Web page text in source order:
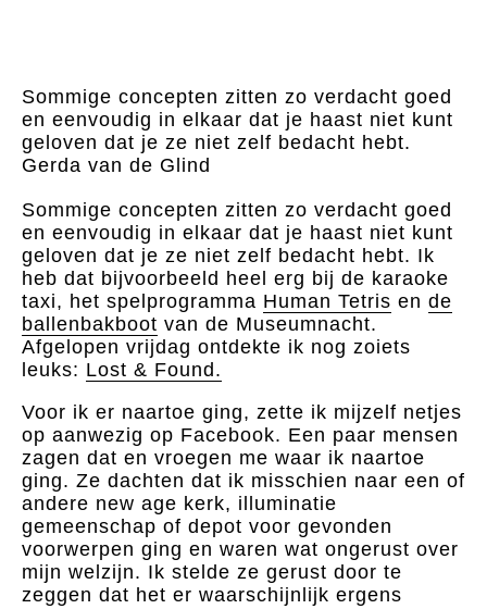
Sommige concepten zitten zo verdacht goed
en eenvoudig in elkaar dat je haast niet kunt
geloven dat je ze niet zelf bedacht hebt.
Gerda van de Glind
Sommige concepten zitten zo verdacht goed
en eenvoudig in elkaar dat je haast niet kunt
geloven dat je ze niet zelf bedacht hebt. Ik
heb dat bijvoorbeeld heel erg bij de karaoke
taxi, het spelprogramma Human Tetris en de
ballenbakboot van de Museumnacht.
Afgelopen vrijdag ontdekte ik nog zoiets
leuks: Lost & Found.
Voor ik er naartoe ging, zette ik mijzelf netjes
op aanwezig op Facebook. Een paar mensen
zagen dat en vroegen me waar ik naartoe
ging. Ze dachten dat ik misschien naar een of
andere new age kerk, illuminatie
gemeenschap of depot voor gevonden
voorwerpen ging en waren wat ongerust over
mijn welzijn. Ik stelde ze gerust door te
zeggen dat het er waarschijnlijk ergens